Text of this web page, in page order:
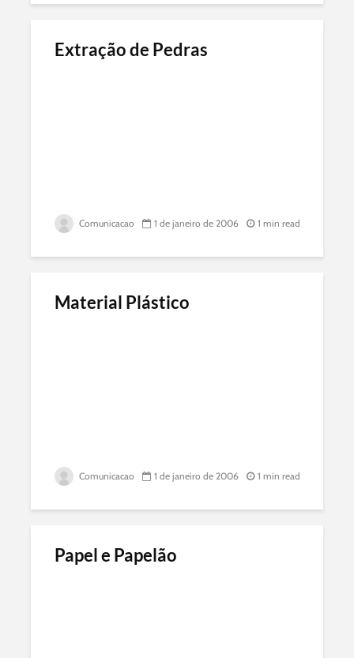
Extração de Pedras
Comunicacao 1 de janeiro de 2006 1 min read
Material Plástico
Comunicacao 1 de janeiro de 2006 1 min read
Papel e Papelão